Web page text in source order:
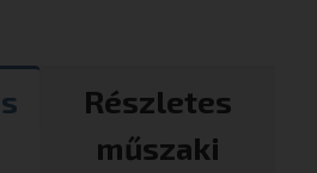
Részletes
műszaki